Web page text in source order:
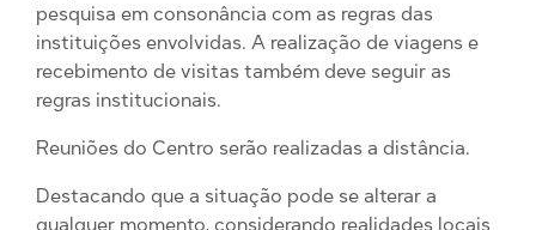
pesquisa em consonância com as regras das
instituições envolvidas. A realização de viagens e
recebimento de visitas também deve seguir as
regras institucionais.
Reuniões do Centro serão realizadas a distância.
Destacando que a situação pode se alterar a
qualquer momento, considerando realidades locais